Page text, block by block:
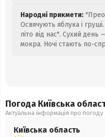
Народні прикмети:
Освячують яблука і
літо від нас". Сухий
мокра. Ночі стають по-
Погода Київська
Актуальна інформація про
Київська область